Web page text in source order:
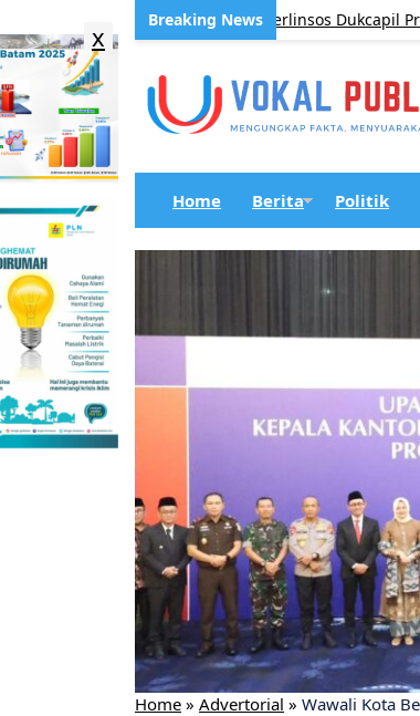
Penghargaan Nasional Perlinsos Dukcapil Prima
Home Berita Politik
Home » Advertorial » Wawali Kota
x